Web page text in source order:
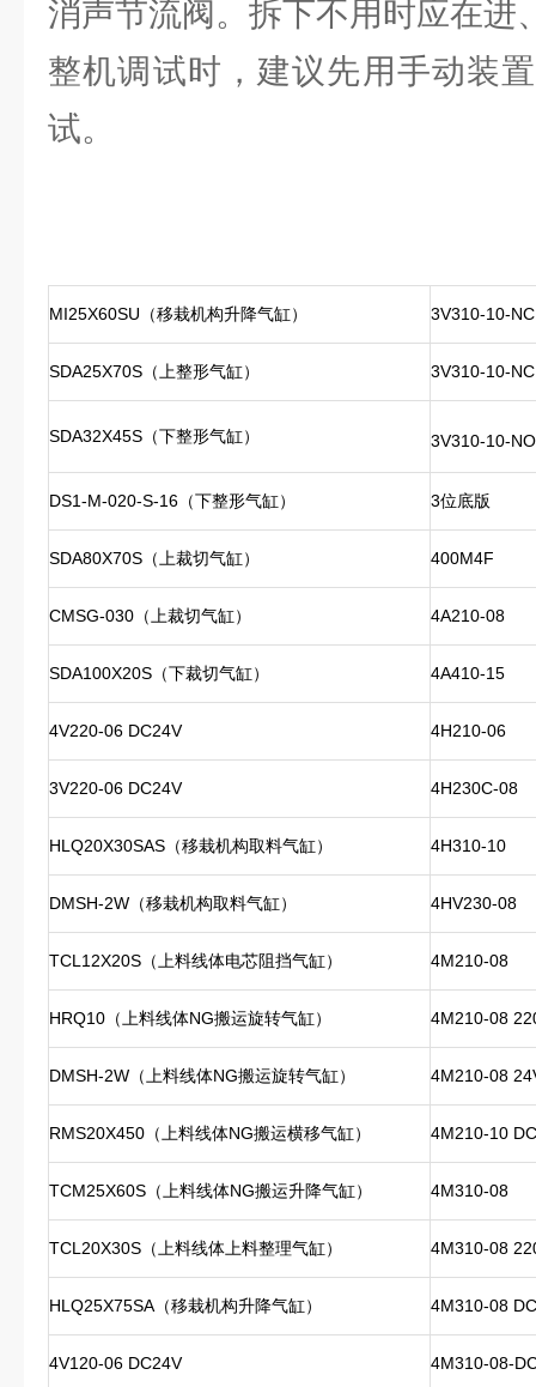
消声节流阀。拆下不用时应在进
整机调试时，建议先用手动装
试。
MI25X60SU（移栽机构升降气缸） 3V310-10-
SDA25X70S（上整形气缸） 3V310-10-
SDA32X45S（下整形气缸） 3V310-10-NO
DS1-M-020-S-16（下整形气缸） 3位底版
SDA80X70S（上裁切气缸） 400M4F
CMSG-030（上裁切气缸） 4A210-08
SDA100X20S（下裁切气缸） 4A410-15
4V220-06 DC24V 4H210-06
3V220-06 DC24V 4H230C-08
HLQ20X30SAS（移栽机构取料气缸） 4H310-10
DMSH-2W（移栽机构取料气缸） 4HV230-08
TCL12X20S（上料线体电芯阻挡气缸） 4M210-08
HRQ10（上料线体NG搬运旋转气缸） 4M210-08
DMSH-2W（上料线体NG搬运旋转气缸） 4M210-08
RMS20X450（上料线体NG搬运横移气缸） 4M210-10
TCM25X60S（上料线体NG搬运升降气缸） 4M310-08
TCL20X30S（上料线体上料整理气缸） 4M310-08
HLQ25X75SA（移栽机构升降气缸） 4M310-08
4V120-06 DC24V 4M310-08-